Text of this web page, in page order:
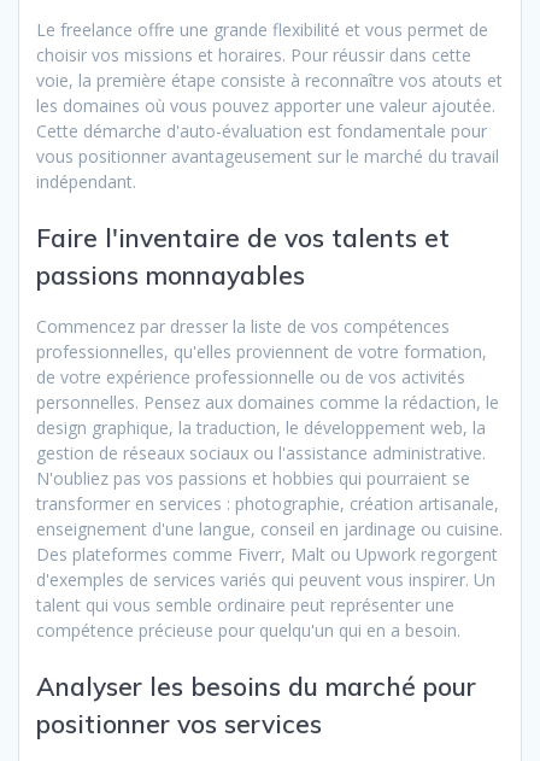
Le freelance offre une grande flexibilité et vous permet de
choisir vos missions et horaires. Pour réussir dans cette
voie, la première étape consiste à reconnaître vos atouts et
les domaines où vous pouvez apporter une valeur ajoutée.
Cette démarche d'auto-évaluation est fondamentale pour
vous positionner avantageusement sur le marché du travail
indépendant.
Faire l'inventaire de vos talents et
passions monnayables
Commencez par dresser la liste de vos compétences
professionnelles, qu'elles proviennent de votre formation,
de votre expérience professionnelle ou de vos activités
personnelles. Pensez aux domaines comme la rédaction, le
design graphique, la traduction, le développement web, la
gestion de réseaux sociaux ou l'assistance administrative.
N'oubliez pas vos passions et hobbies qui pourraient se
transformer en services : photographie, création artisanale,
enseignement d'une langue, conseil en jardinage ou cuisine.
Des plateformes comme Fiverr, Malt ou Upwork regorgent
d'exemples de services variés qui peuvent vous inspirer. Un
talent qui vous semble ordinaire peut représenter une
compétence précieuse pour quelqu'un qui en a besoin.
Analyser les besoins du marché pour
positionner vos services